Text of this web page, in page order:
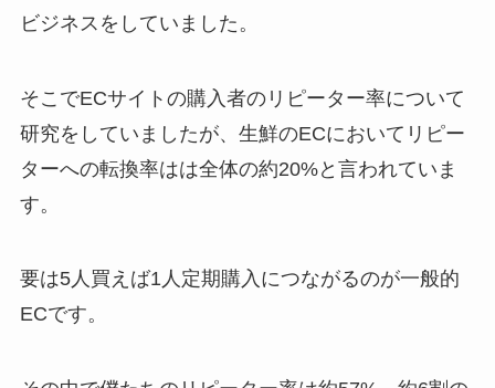
ビジネスをしていました。
そこでECサイトの購入者のリピーター率について
研究をしていましたが、生鮮のECにおいてリピー
ターへの転換率はは全体の約20%と言われていま
す。
要は5人買えば1人定期購入につながるのが一般的
ECです。